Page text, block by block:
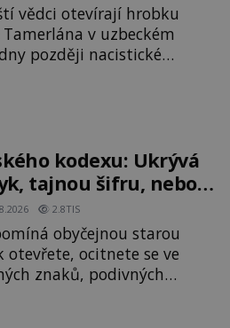
vědci otevírají hrobku
v uzbeckém
později nacistické
Barbarossa a napadá
dat je natolik zarážející, že
antropolog
1970) a
kodexu: Ukrývá
tajnou šifru, nebo
2.8TIS
obyčejnou starou
otevřete, ocitnete se ve
znaků, podivných
už téměř dvě století
o rozluštění. Rohoncský